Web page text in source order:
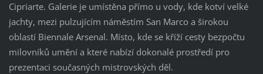
Cipriarte. Galerie je umístěna přímo u vody, kde kotví velké
jachty, mezi pulzujícím náměstím San Marco a širokou
oblastí Biennale Arsenal. Místo, kde se kříží cesty bezpočtu
milovníků umění a které nabízí dokonalé prostředí pro
prezentaci současných mistrovských děl.